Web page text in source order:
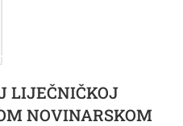
LIJEČNIČKOJ
NOVINARSKOM